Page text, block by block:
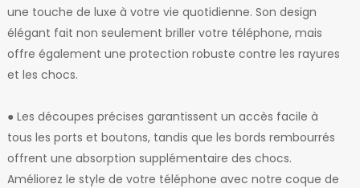
une touche de luxe à votre vie quotidienne. Son design
élégant fait non seulement briller votre téléphone, mais
offre également une protection robuste contre les rayures
et les chocs.
● Les découpes précises garantissent un accès facile à
tous les ports et boutons, tandis que les bords rembourrés
offrent une absorption supplémentaire des chocs.
Améliorez le style de votre téléphone avec notre coque de